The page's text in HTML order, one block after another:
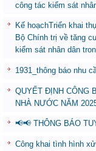
công tác kiểm sát
Kế hoạchTriển khai
Bộ Chính trị về tăng
kiểm sát nhân dân
1931_thông báo nhu
QUYẾT ĐỊNH CÔNG
NHÀ NƯỚC NĂM
📢📢 THÔNG BÁO
Công khai tình hình